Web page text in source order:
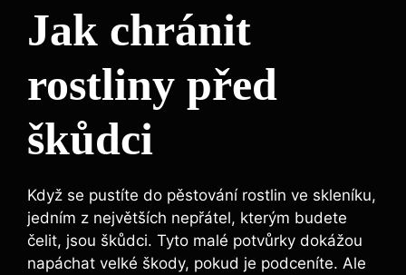
Jak chránit
rostliny před
škůdci
Když se pustíte do pěstování rostlin ve skleníku,
jedním z největších nepřátel, kterým budete
čelit, jsou škůdci. Tyto malé potvůrky dokážou
napáchat velké škody, pokud je podceníte. Ale